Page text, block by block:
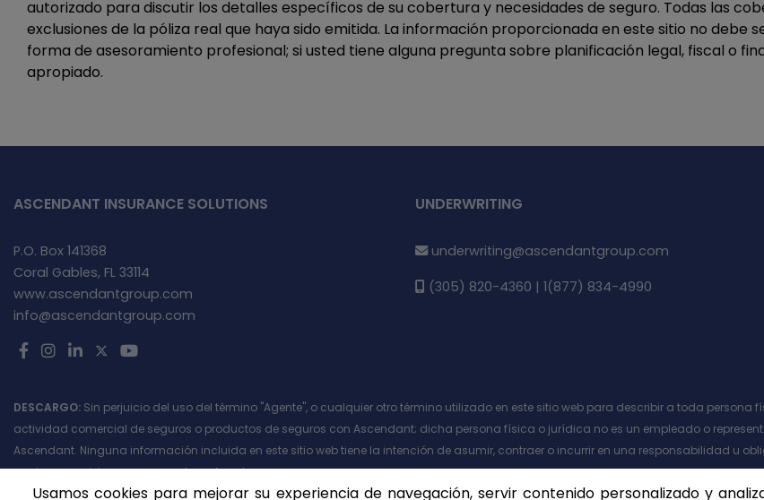
autorizado para discutir los detalles específicos de su cobertura y necesidades de seguro. Todas las
exclusiones de la póliza real que haya sido emitida. La información proporcionada en este sitio no debe
forma de asesoramiento profesional; si usted tiene alguna pregunta sobre planificación legal, fiscal o
apropiado.
ASCENDANT INSURANCE SOLUTIONS
P.O. Box 141368
Coral Gables, FL 33114
www.ascendantgroup.com
info@ascendantgroup.com
UNDERWRITING
underwriting@ascendantgroup.com
(305) 820-4360 | 1(877) 834-4990
DESCARGO: Sin perjuicio del uso del término "Agente", o cualquier otro término utilizado en este sitio web para describir a toda
actividad comercial de seguros o productos de seguros con Ascendant; dicha persona física o jurídica no es un empleado o
Ascendant. Ninguna información incluida en este sitio web tiene la intención de asumir, contraer o incurrir en una responsabilidad u
acciones, omisiones o errores de un Agente.
Usamos cookies para mejorar su experiencia de navegación, servir contenido personalizado y